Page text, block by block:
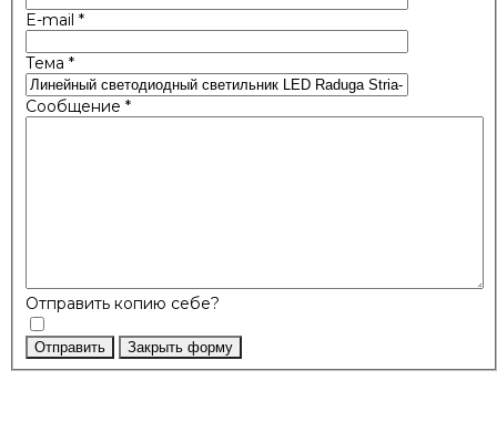
E-mail *
Тема *
Сообщение *
Отправить копию себе?
Отправить Закрыть форму